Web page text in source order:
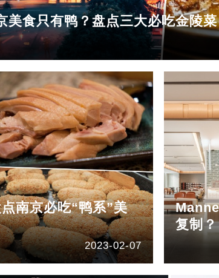
美食只有鸭？盘点三大必吃金陵菜
南京必吃“鸭系”美
2023-02-07
复制？